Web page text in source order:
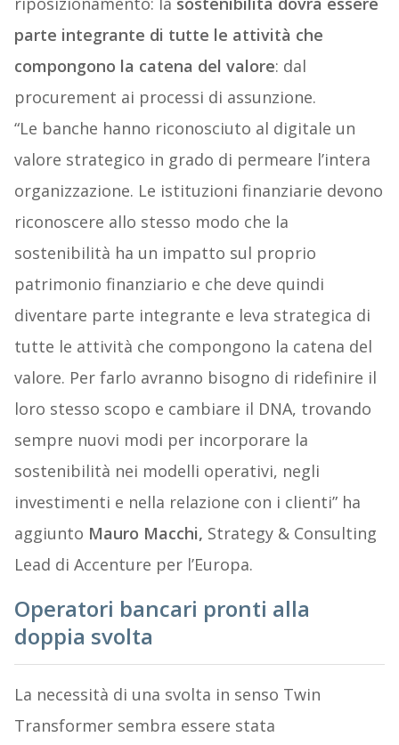
parte integrante di tutte le attività che
compongono la catena del valore: dal
procurement ai processi di assunzione.
“Le banche hanno riconosciuto al digitale un
valore strategico in grado di permeare l’intera
organizzazione. Le istituzioni finanziarie devono
riconoscere allo stesso modo che la
sostenibilità ha un impatto sul proprio
patrimonio finanziario e che deve quindi
diventare parte integrante e leva strategica di
tutte le attività che compongono la catena del
valore. Per farlo avranno bisogno di ridefinire il
loro stesso scopo e cambiare il DNA, trovando
sempre nuovi modi per incorporare la
sostenibilità nei modelli operativi, negli
investimenti e nella relazione con i clienti” ha
aggiunto Mauro Macchi, Strategy & Consulting
Lead di Accenture per l’Europa.
Operatori bancari pronti alla
doppia svolta
La necessità di una svolta in senso Twin
Transformer sembra essere stata